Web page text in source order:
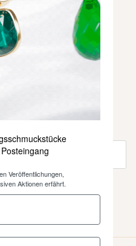
an und sei immer als
Inspirationen,
informiert.
Veröffentlichungen,
Aktionen erfährt.